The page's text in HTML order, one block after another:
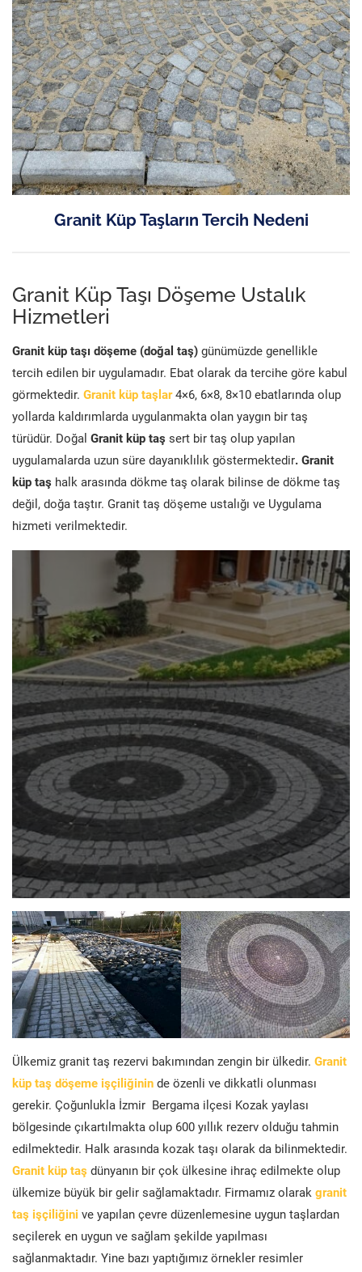
Granit Küp Taşların Tercih Nedeni
Granit Küp Taşı Döşeme Ustalık
Hizmetleri
Granit küp taşı döşeme (doğal taş) günümüzde genellikle
tercih edilen bir uygulamadır. Ebat olarak da tercihe göre kabul
görmektedir. Granit küp taşlar 4×6, 6×8, 8×10 ebatlarında olup
yollarda kaldırımlarda uygulanmakta olan yaygın bir taş
türüdür. Doğal Granit küp taş sert bir taş olup yapılan
uygulamalarda uzun süre dayanıklılık göstermektedir. Granit
küp taş halk arasında dökme taş olarak bilinse de dökme taş
değil, doğa taştır. Granit taş döşeme ustalığı ve Uygulama
hizmeti verilmektedir.
Ülkemiz granit taş rezervi bakımından zengin bir ülkedir. Granit
küp taş döşeme işçiliğinin de özenli ve dikkatli olunması
gerekir. Çoğunlukla İzmir Bergama ilçesi Kozak yaylası
bölgesinde çıkartılmakta olup 600 yıllık rezerv olduğu tahmin
edilmektedir. Halk arasında kozak taşı olarak da bilinmektedir.
Granit küp taş dünyanın bir çok ülkesine ihraç edilmekte olup
ülkemize büyük bir gelir sağlamaktadır. Firmamız olarak granit
taş işçiliğini ve yapılan çevre düzenlemesine uygun taşlardan
seçilerek en uygun ve sağlam şekilde yapılması
sağlanmaktadır. Yine bazı yaptığımız örnekler resimler